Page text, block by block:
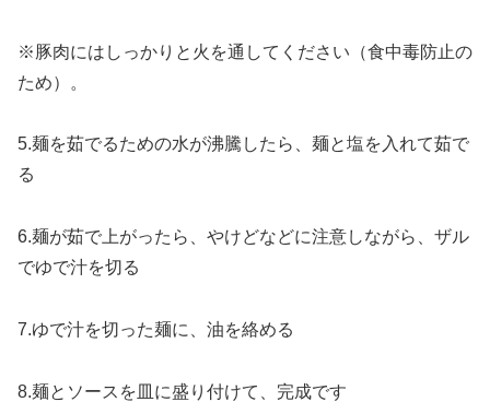
※豚肉にはしっかりと火を通してください（食中毒防止の
ため）。
5.麺を茹でるための水が沸騰したら、麺と塩を入れて茹で
る
6.麺が茹で上がったら、やけどなどに注意しながら、ザル
でゆで汁を切る
7.ゆで汁を切った麺に、油を絡める
8.麺とソースを皿に盛り付けて、完成です